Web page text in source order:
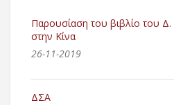
Παρουσίαση του βιβλίο του
στην Κίνα
26-11-2019
ΔΣΑ